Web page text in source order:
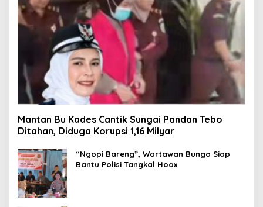
Mantan Bu Kades Cantik Sungai Pandan Tebo
Ditahan, Diduga Korupsi 1,16 Milyar
“Ngopi Bareng”, Wartawan Bungo Siap
Bantu Polisi Tangkal Hoax